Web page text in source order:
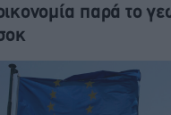
παρά το